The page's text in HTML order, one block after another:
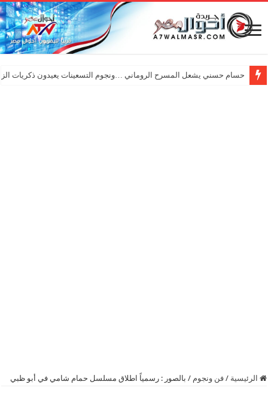
حسام حسني يشعل المسرح الروماني …ونجوم التسعينات يعيدون ذكريات
الرئيسية / فن ونجوم / بالصور : رسمياً اطلاق مسلسل حمام شامي في أبو ظبي